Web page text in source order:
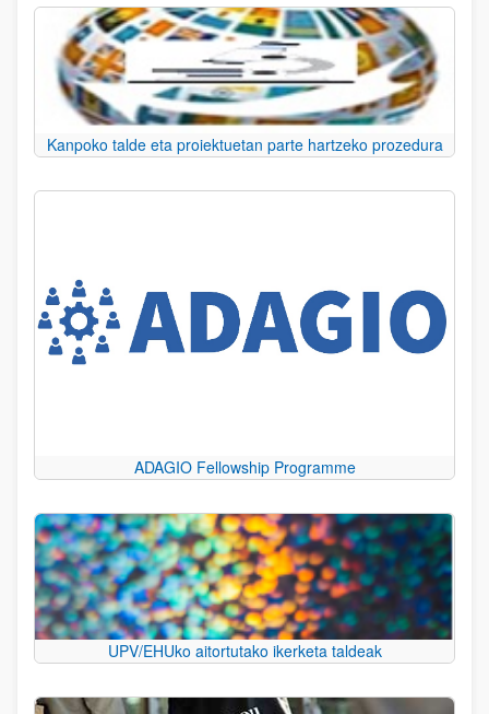
Kanpoko talde eta proiektuetan parte hartzeko prozedura
ADAGIO Fellowship Programme
UPV/EHUko aitortutako ikerketa taldeak